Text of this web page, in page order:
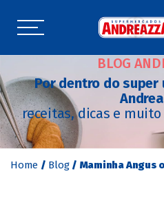
BLOG
Por dentro do super
receitas, dicas e
Home / Blog / Maminha Angus